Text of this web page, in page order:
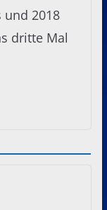
und 2018
dritte Mal